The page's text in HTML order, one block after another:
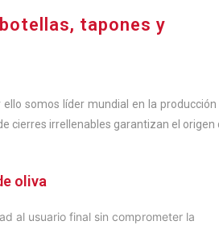
tapones y
somos líder mundial en la producción
cierres irrellenables garantizan el origen
oliva
al usuario final sin comprometer la